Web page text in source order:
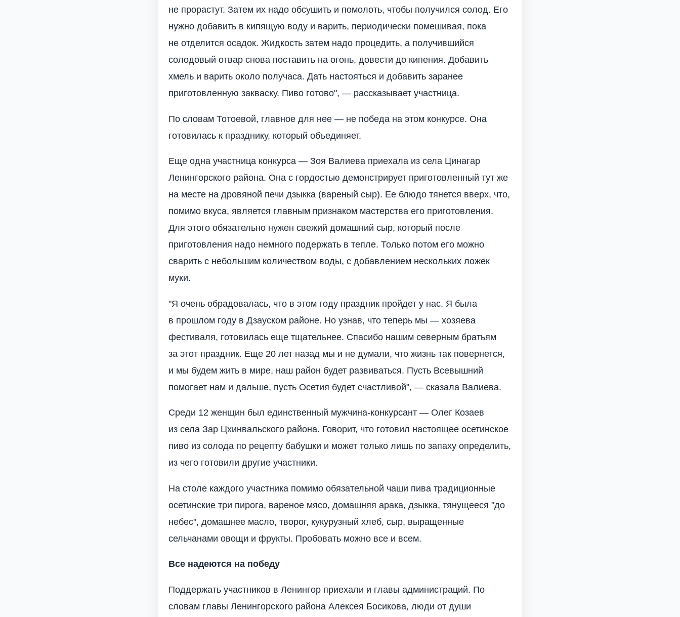
не прорастут. Затем их надо обсушить и помолоть, чтобы получился солод. Его
нужно добавить в кипящую воду и варить, периодически помешивая, пока
не отделится осадок. Жидкость затем надо процедить, а получившийся
солодовый отвар снова поставить на огонь, довести до кипения. Добавить
хмель и варить около получаса. Дать настояться и добавить заранее
приготовленную закваску. Пиво готово", — рассказывает участница.
По словам Тотоевой, главное для нее — не победа на этом конкурсе. Она
готовилась к празднику, который объединяет.
Еще одна участница конкурса — Зоя Валиева приехала из села Цинагар
Ленингорского района. Она с гордостью демонстрирует приготовленный тут же
на месте на дровяной печи дзыкка (вареный сыр). Ее блюдо тянется вверх, что,
помимо вкуса, является главным признаком мастерства его приготовления.
Для этого обязательно нужен свежий домашний сыр, который после
приготовления надо немного подержать в тепле. Только потом его можно
сварить с небольшим количеством воды, с добавлением нескольких ложек
муки.
"Я очень обрадовалась, что в этом году праздник пройдет у нас. Я была
в прошлом году в Дзауском районе. Но узнав, что теперь мы — хозяева
фестиваля, готовилась еще тщательнее. Спасибо нашим северным братьям
за этот праздник. Еще 20 лет назад мы и не думали, что жизнь так повернется,
и мы будем жить в мире, наш район будет развиваться. Пусть Всевышний
помогает нам и дальше, пусть Осетия будет счастливой", — сказала Валиева.
Среди 12 женщин был единственный мужчина-конкурсант — Олег Козаев
из села Зар Цхинвальского района. Говорит, что готовил настоящее осетинское
пиво из солода по рецепту бабушки и может только лишь по запаху определить,
из чего готовили другие участники.
На столе каждого участника помимо обязательной чаши пива традиционные
осетинские три пирога, вареное мясо, домашняя арака, дзыкка, тянущееся "до
небес", домашнее масло, творог, кукурузный хлеб, сыр, выращенные
сельчанами овощи и фрукты. Пробовать можно все и всем.
Все надеются на победу
Поддержать участников в Ленингор приехали и главы администраций. По
словам главы Ленингорского района Алексея Босикова, люди от души